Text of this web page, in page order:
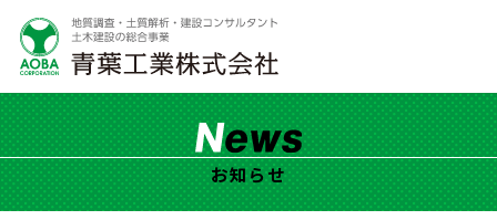
お知らせ